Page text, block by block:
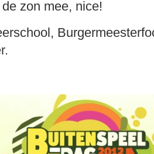
zon mee, nice!